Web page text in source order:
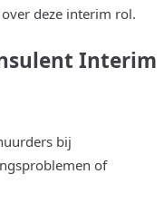
deze interim rol.
Interim
bij
of